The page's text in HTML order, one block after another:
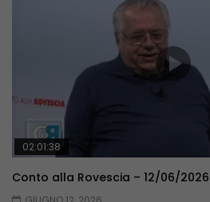
02:01:38
Conto alla Rovescia – 12/06/2026